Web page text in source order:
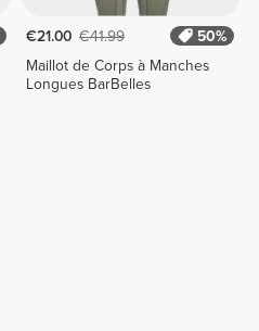
€21.00 €41.99
50%
Maillot de Corps à Manches
Longues BarBelles